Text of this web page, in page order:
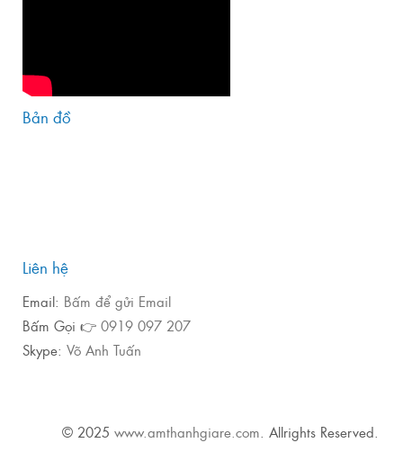
Bản đồ
Liên hệ
Email: Bấm để gửi Email
Bấm Gọi 👉 0919 097 207
Skype: Võ Anh Tuấn
© 2025 www.amthanhgiare.com. Allrights Reserved.